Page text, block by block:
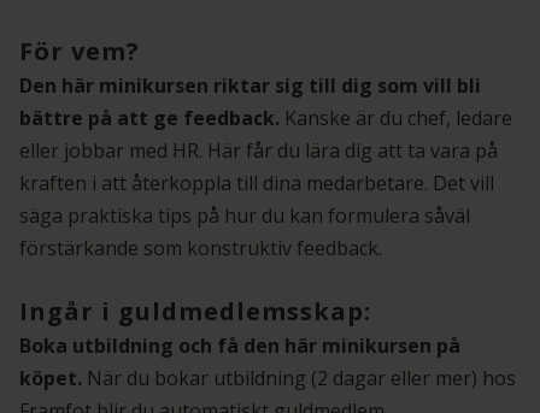
För vem?
Den här minikursen riktar sig till dig som vill bli
bättre på att ge feedback. Kanske är du chef, ledare
eller jobbar med HR. Här får du lära dig att ta vara på
kraften i att återkoppla till dina medarbetare. Det vill
säga praktiska tips på hur du kan formulera såväl
förstärkande som konstruktiv feedback.
Ingår i guldmedlemsskap:
Boka utbildning och få den här minikursen på
köpet. När du bokar utbildning (2 dagar eller mer) hos